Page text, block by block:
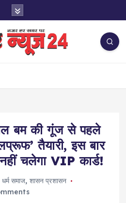
बम की गूंज से पहले
तैयारी, इस बार
चलेगा VIP कार्ड!
धर्म समाज, शासन प्रशासन